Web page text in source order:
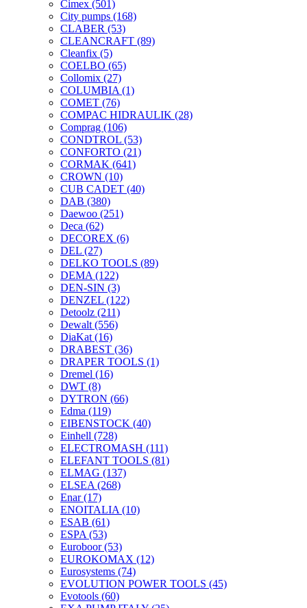
Cimex (501)
City pumps (168)
CLABER (53)
CLEANCRAFT (89)
Cleanfix (5)
COELBO (65)
Collomix (27)
COLUMBIA (1)
COMET (76)
COMPAC HIDRAULIK (28)
Comprag (106)
CONDTROL (53)
CONFORTO (21)
CORMAK (641)
CROWN (10)
CUB CADET (40)
DAB (380)
Daewoo (251)
Deca (62)
DECOREX (6)
DEL (27)
DELKO TOOLS (89)
DEMA (122)
DEN-SIN (3)
DENZEL (122)
Detoolz (211)
Dewalt (556)
DiaKat (16)
DRABEST (36)
DRAPER TOOLS (1)
Dremel (16)
DWT (8)
DYTRON (66)
Edma (119)
EIBENSTOCK (40)
Einhell (728)
ELECTROMASH (111)
ELEFANT TOOLS (81)
ELMAG (137)
ELSEA (268)
Enar(17)
ENOITALIA (10)
ESAB (61)
ESPA (53)
Euroboor(53)
EUROKOMAX (12)
Eurosystems (74)
EVOLUTION POWER TOOLS (45)
Evotools (60)